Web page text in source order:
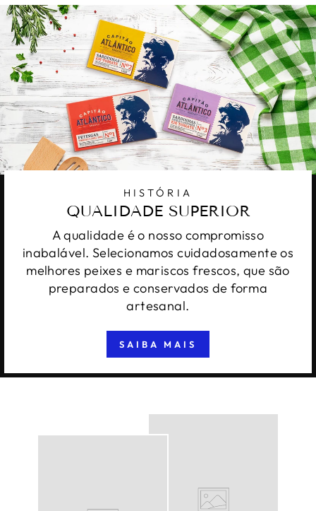
HISTÓRIA
QUALIDADE SUPERIOR
A qualidade é o nosso compromisso
inabalável. Selecionamos cuidadosamente os
melhores peixes e mariscos frescos, que são
preparados e conservados de forma
artesanal.
SAIBA MAIS